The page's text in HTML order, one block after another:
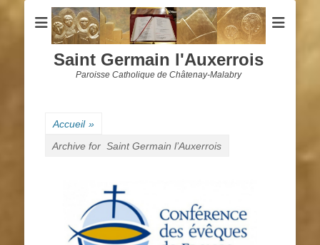
Saint Germain l'Auxerrois
Paroisse Catholique de Châtenay-Malabry
Accueil »
Archive for Saint Germain l’Auxerrois